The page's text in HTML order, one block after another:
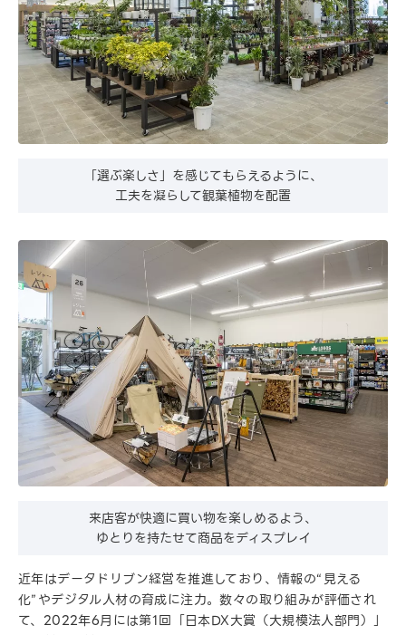
「選ぶ楽しさ」を感じてもらえるように、
工夫を凝らして観葉植物を配置
来店客が快適に買い物を楽しめるよう、
ゆとりを持たせて商品をディスプレイ
近年はデータドリブン経営を推進しており、情報の“見える
化”やデジタル人材の育成に注力。数々の取り組みが評価され
て、2022年6月には第1回「日本DX大賞（大規模法人部門）」